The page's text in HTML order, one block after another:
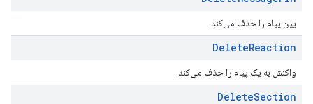
پین پیام را حذف می‌کند.
DeleteReaction
واکنش به یک پیام را حذف می‌کند.
DeleteSection